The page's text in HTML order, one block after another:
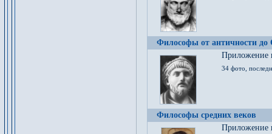
Философы от античности до
Приложение
34 фото,
Философы средних веков
Приложение